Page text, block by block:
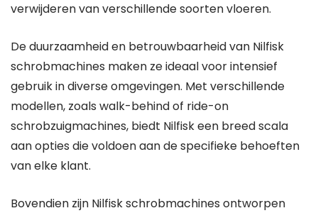
verwijderen van verschillende soorten vloeren.
De duurzaamheid en betrouwbaarheid van Nilfisk
schrobmachines maken ze ideaal voor intensief
gebruik in diverse omgevingen. Met verschillende
modellen, zoals walk-behind of ride-on
schrobzuigmachines, biedt Nilfisk een breed scala
aan opties die voldoen aan de specifieke behoeften
van elke klant.
Bovendien zijn Nilfisk schrobmachines ontworpen